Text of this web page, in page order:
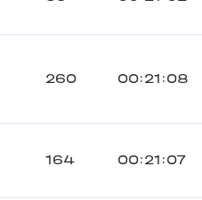
260 00:21:08
164 00:21:07